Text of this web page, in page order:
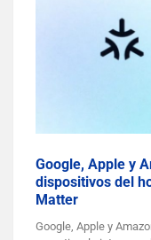
Google, Apple y
dispositivos del
Matter
Google, Apple y